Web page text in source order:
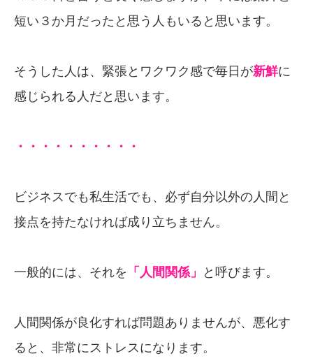
短い３か月だったと思う人もいると思います。
そうした人は、緊張とワクワク感で毎日が新鮮に
感じられる人だと思います。
・・・・・・・・・・
ビジネスでも私生活でも、必ず自分以外の人間と
接点を持たなければ成り立ちません。
一般的には、それを 「 人間関係」 と呼びます。
人間関係が良化すれば問題ありませんが、悪化す
ると、非常にストレスになります。